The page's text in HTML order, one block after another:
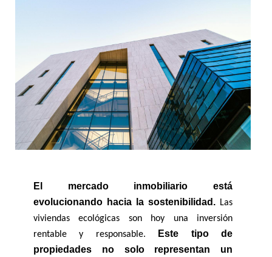
El mercado inmobiliario está
evolucionando hacia la sostenibilidad. Las
viviendas ecológicas son hoy una inversión
rentable y responsable. Este tipo de
propiedades no solo representan un